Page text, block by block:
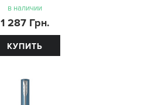
в наличии
1 287 Грн.
КУПИТЬ